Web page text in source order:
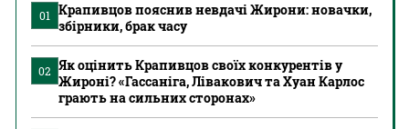
01
Крапивцов пояснив невдачі Жирони: новачки,
збірники, брак часу
02 Як оцінить Крапивцов своїх конкурентів у
Жироні? «Гассаніга, Лівакович та Хуан Карлос
грають на сильних сторонах»